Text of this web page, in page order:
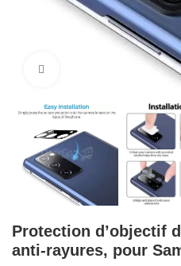
Protection d’objectif
anti-rayures, pour